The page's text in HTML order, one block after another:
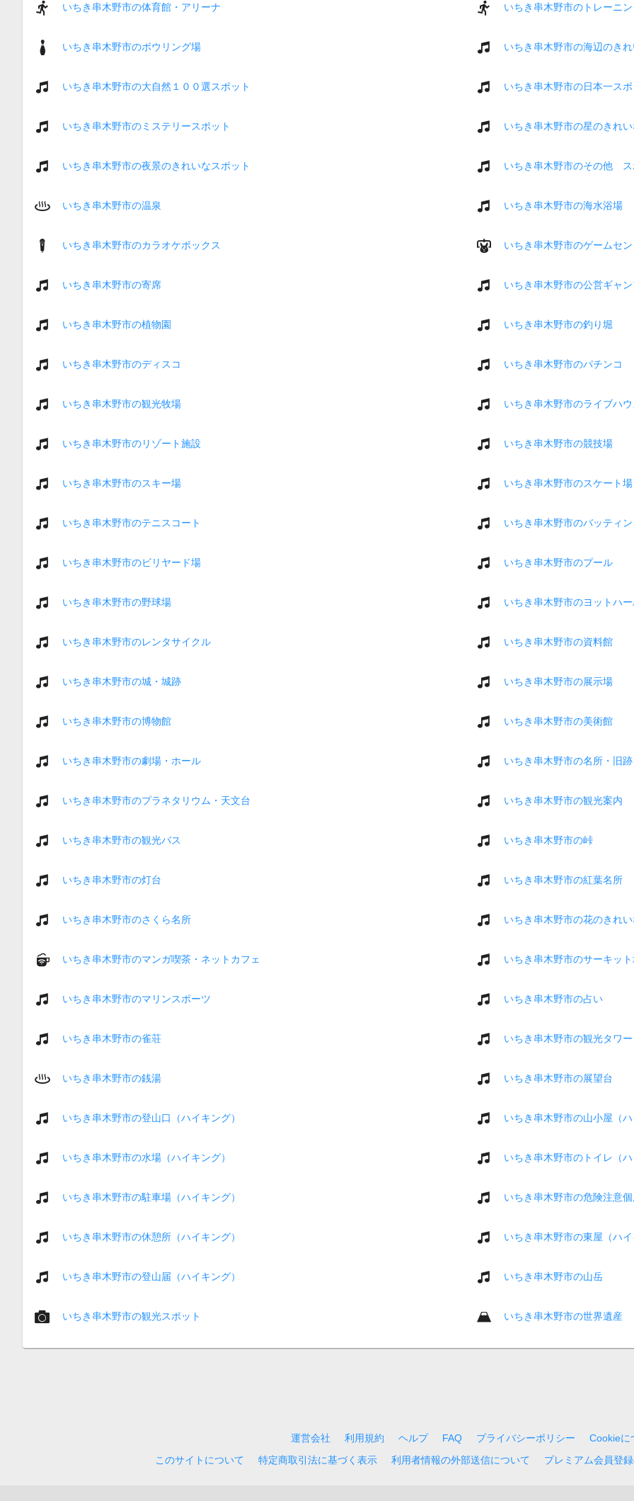
いちき串木野市の体育館・アリーナ いちき串木野市のトレーニ
いちき串木野市のボウリング場 いちき串木野市の海辺のき
いちき串木野市の大自然１００選スポット いちき串木野市の日本一ス
いちき串木野市のミステリースポット いちき串木野市の星のきれ
いちき串木野市の夜景のきれいなスポット いちき串木野市のその他 ス
いちき串木野市の温泉 いちき串木野市の海水浴場
いちき串木野市のカラオケボックス いちき串木野市のゲームセ
いちき串木野市の寄席 いちき串木野市の公営ギャ
いちき串木野市の植物園 いちき串木野市の釣り堀
いちき串木野市のディスコ いちき串木野市のパチンコ
いちき串木野市の観光牧場 いちき串木野市のライブハ
いちき串木野市のリゾート施設 いちき串木野市の競技場
いちき串木野市のスキー場 いちき串木野市のスケート場
いちき串木野市のテニスコート いちき串木野市のバッティ
いちき串木野市のビリヤード場 いちき串木野市のプール
いちき串木野市の野球場 いちき串木野市のヨットハ
いちき串木野市のレンタサイクル いちき串木野市の資料館
いちき串木野市の城・城跡 いちき串木野市の展示場
いちき串木野市の博物館 いちき串木野市の美術館
いちき串木野市の劇場・ホール いちき串木野市の名所・旧跡
いちき串木野市のプラネタリウム・天文台 いちき串木野市の観光案内
いちき串木野市の観光バス いちき串木野市の峠
いちき串木野市の灯台 いちき串木野市の紅葉名所
いちき串木野市のさくら名所 いちき串木野市の花のきれ
いちき串木野市のマンガ喫茶・ネットカフェ いちき串木野市のサーキッ
いちき串木野市のマリンスポーツ いちき串木野市の占い
いちき串木野市の雀荘 いちき串木野市の観光タワー
いちき串木野市の銭湯 いちき串木野市の展望台
いちき串木野市の登山口（ハイキング） いちき串木野市の山小屋（
いちき串木野市の水場（ハイキング） いちき串木野市のトイレ（
いちき串木野市の駐車場（ハイキング） いちき串木野市の危険注意
いちき串木野市の休憩所（ハイキング） いちき串木野市の東屋（ハ
いちき串木野市の登山届（ハイキング） いちき串木野市の山岳
いちき串木野市の観光スポット いちき串木野市の世界遺産
運営会社 利用規約 ヘルプ FAQ プライバシーポリシー
Cookieに
このサイトについて
特定商取引法に基づく表示 利用者情報の外部送信について プレミアム会員登